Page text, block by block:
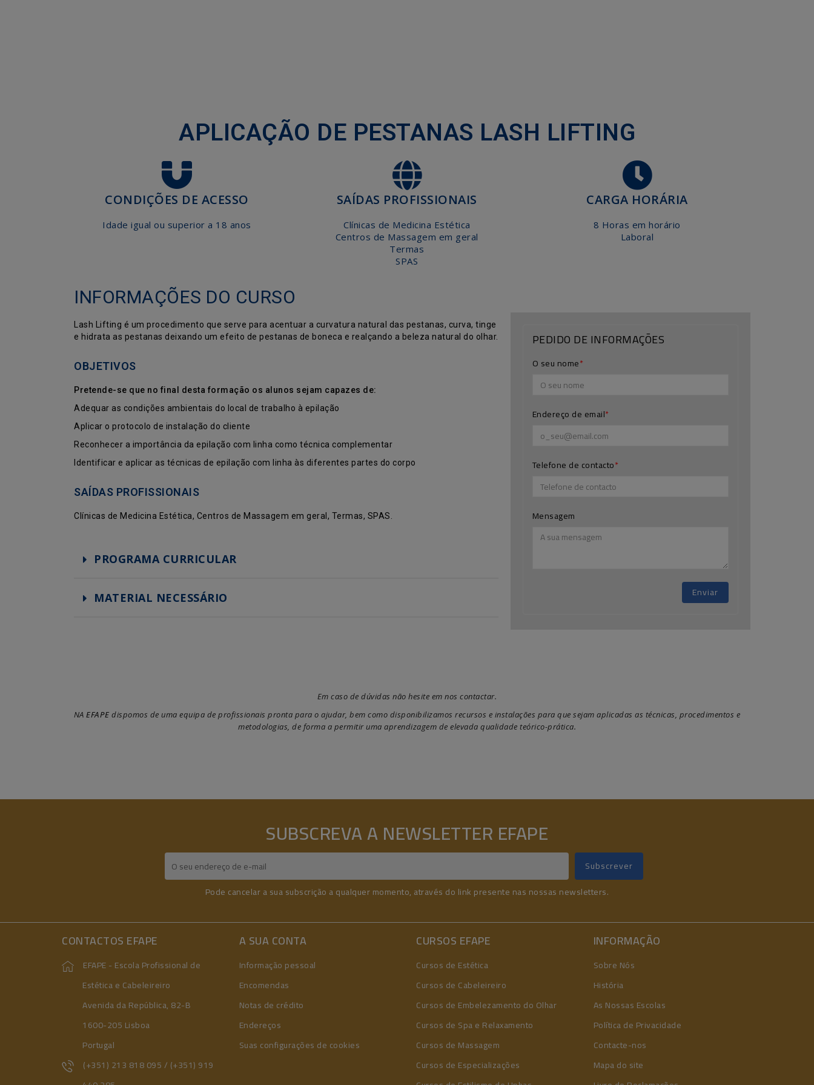
APLICAÇÃO DE PESTANAS LASH LIFTING
CONDIÇÕES DE ACESSO
Idade igual ou superior a 18 anos
SAÍDAS PROFISSIONAIS
Clínicas de Medicina Estética
Centros de Massagem em geral
Termas
SPAS
CARGA HORÁRIA
8 Horas em horário
Laboral
INFORMAÇÕES DO CURSO
Lash Lifting é um procedimento que serve para acentuar a curvatura natural das pestanas, curva, tinge
e hidrata as pestanas deixando um efeito de pestanas de boneca e realçando a beleza natural do olhar.
OBJETIVOS
Pretende-se que no final desta formação os alunos sejam capazes de:
Adequar as condições ambientais do local de trabalho à epilação
Aplicar o protocolo de instalação do cliente
Reconhecer a importância da epilação com linha como técnica complementar
Identificar e aplicar as técnicas de epilação com linha às diferentes partes do corpo
SAÍDAS PROFISSIONAIS
Clínicas de Medicina Estética, Centros de Massagem em geral, Termas, SPAS.
PROGRAMA CURRICULAR
MATERIAL NECESSÁRIO
PEDIDO DE INFORMAÇÕES
O seu nome
Endereço de email
Telefone de contacto
Mensagem
Enviar
Em caso de dúvidas não hesite em nos contactar.
NAEFAPE dispomos de uma equipa de profissionais pronta para o ajudar, bem como disponibilizamos recursos e instalações para que sejam aplicadas as técnicas, procedimentos e
metodologias, de forma a permitir uma aprendizagem de elevada qualidade teórico-prática.
SUBSCREVA A NEWSLETTER EFAPE
Pode cancelar a sua subscrição a qualquer momento, através do link presente nas nossas newsletters.
CONTACTOS EFAPE
EFAPE - Escola Profissional de
Estética e Cabeleireiro
Avenida da República, 82-B
1600-205 Lisboa
Portugal
(+351) 213 818 095 / (+351) 919
A SUA CONTA
Informação pessoal
Encomendas
Notas de crédito
Endereços
Suas configurações de cookies
CURSOS EFAPE
Cursos de Estética
Cursos de Cabeleireiro
Cursos de Embelezamento do Olhar
Cursos de Spa e Relaxamento
Cursos de Massagem
Cursos de Especializações
INFORMAÇÃO
Sobre Nós
História
As Nossas Escolas
Política de Privacidade
Contacte-nos
Mapa do site